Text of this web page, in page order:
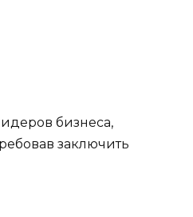
бизнеса,
заключить